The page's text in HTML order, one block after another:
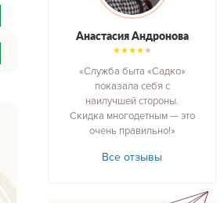
Анастасия Андронова
«Служба быта «Садко»
показала себя с
наилучшей стороны.
Скидка многодетным — это
очень правильно!»
Все отзывы